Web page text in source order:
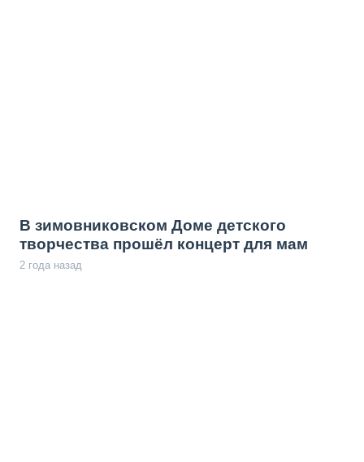
В зимовниковском Доме детского
творчества прошёл концерт для мам
2 года назад